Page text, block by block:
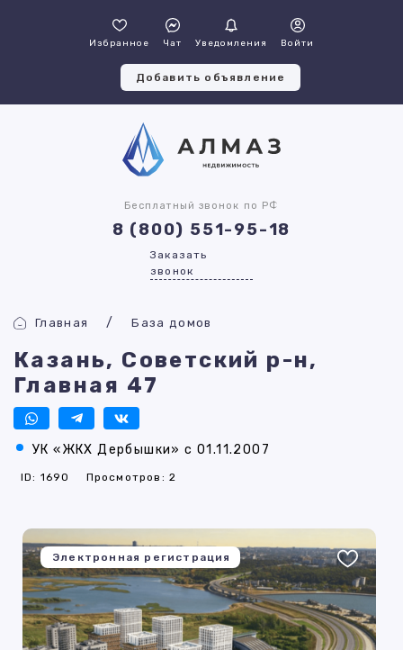
Избранное Чат Уведомления Войти
Добавить объявление
Бесплатный звонок по РФ
8 (800) 551-95-18
Заказать
звонок
Главная База домов
Казань, Советский р-н,
Главная 47
УК «ЖКХ Дербышки» с 01.11.2007
ID: 1690 Просмотров: 2
Электронная регистрация